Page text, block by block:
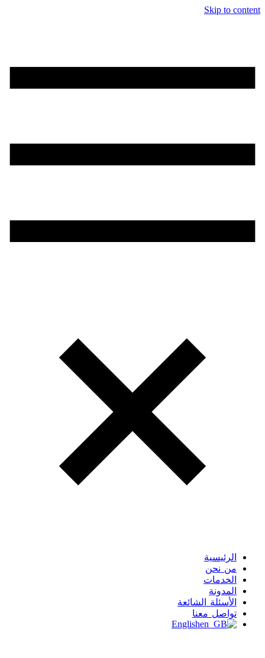
Skip to content
الرئيسية
من نحن
الخدمات
المدونة
الأسئلة الشائعة
تواصل معنا
English